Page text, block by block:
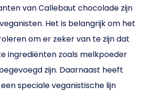
van Callebaut chocolade zijn
Het is belangrijk om het
om er zeker van te zijn dat
ingrediënten zoals melkpoeder
zijn. Daarnaast heeft
speciale veganistische lijn